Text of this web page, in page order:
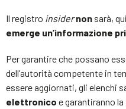
Il registro insider non sarà,
emerge un’informazione
Per garantire che possano
dell’autorità competente in
essere aggiornati, gli elenchi
elettronico e garantiranno la